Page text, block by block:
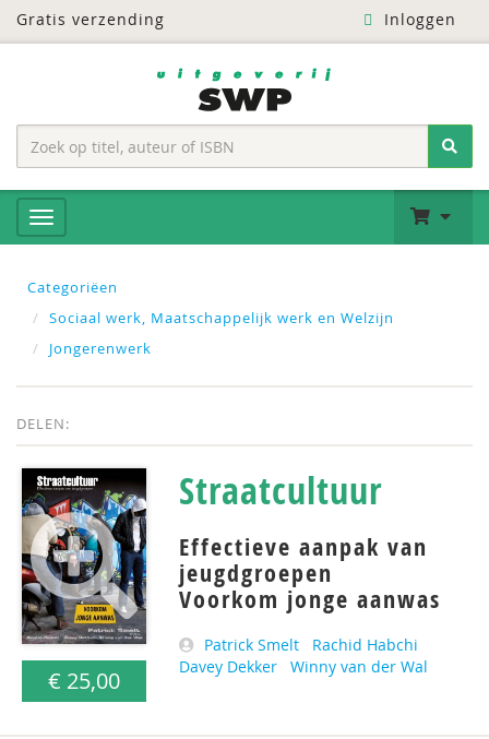
Gratis verzending Inloggen
Categoriëen
Sociaal werk, Maatschappelijk werk en Welzijn
Jongerenwerk
DELEN:
€ 25,00
Straatcultuur
Effectieve aanpak van
jeugdgroepen
Voorkom jonge aanwas
Patrick Smelt
Rachid Habchi
Davey Dekker
Winny van der Wal